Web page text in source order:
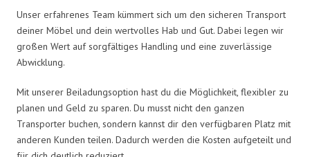
Unser erfahrenes Team kümmert sich um den sicheren Transport
deiner Möbel und dein wertvolles Hab und Gut. Dabei legen wir
großen Wert auf sorgfältiges Handling und eine zuverlässige
Abwicklung.
Mit unserer Beiladungsoption hast du die Möglichkeit, flexibler zu
planen und Geld zu sparen. Du musst nicht den ganzen
Transporter buchen, sondern kannst dir den verfügbaren Platz mit
anderen Kunden teilen. Dadurch werden die Kosten aufgeteilt und